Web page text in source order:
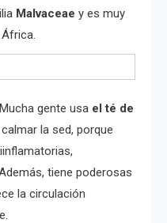
Malvaceae y es muy
gente usa el té de
la sed, porque
tiene poderosas
la circulación